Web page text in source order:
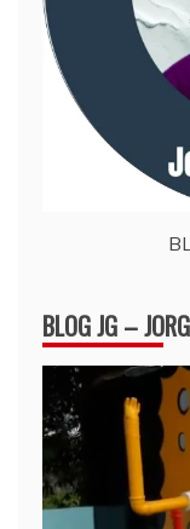
BLOG JG –